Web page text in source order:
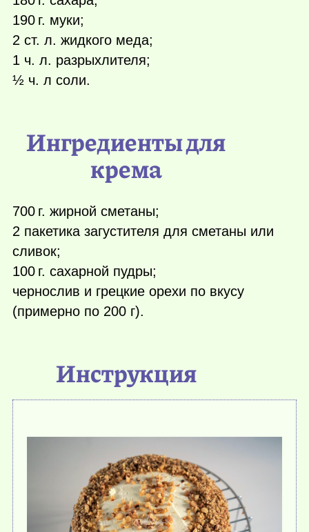
190 г. муки;
2 ст. л. жидкого меда;
1 ч. л. разрыхлителя;
½ ч. л соли.
Ингредиенты для
крема
700 г. жирной сметаны;
2 пакетика загустителя для сметаны или
сливок;
100 г. сахарной пудры;
чернослив и грецкие орехи по вкусу
(примерно по 200 г).
Инструкция